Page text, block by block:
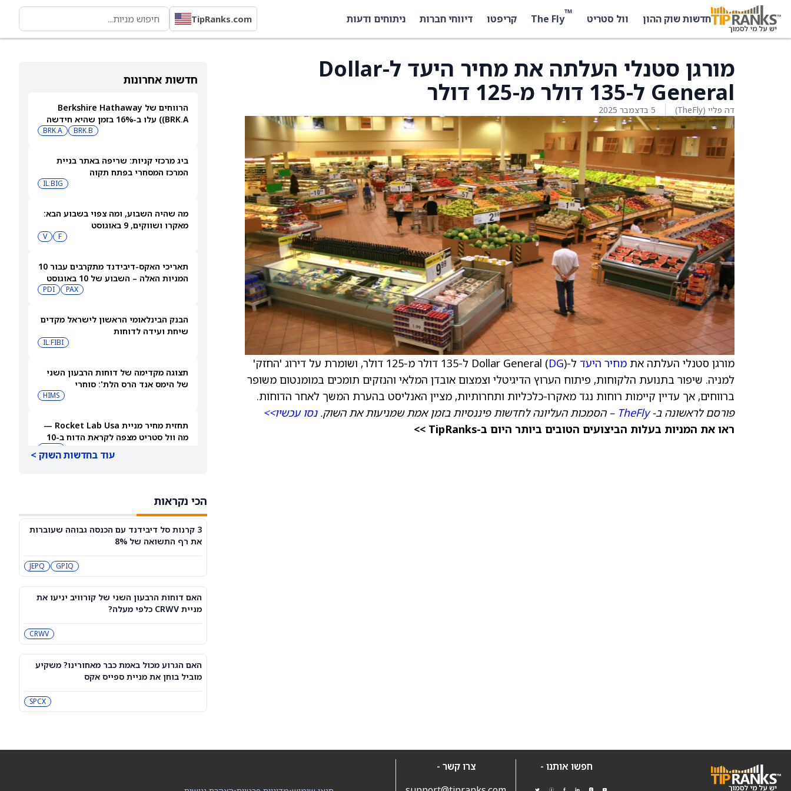
חדשות שוק ההון וול סטריט ™
The Fly קריפטו דיווחי חברות ניתוחים ודעות TipRanks.com
חדשות אחרונות
הרווחים של Berkshire Hathaway
(BRK.A) עלו ב-16% בזמן שהיא חידשה
רכישות עצמיות בהיקף של 4.5 מיליארדBRK.B
BRK.A
ביג מרכזי קניות: שריפה באתר בניית
המרכז המסחרי בפתח תקוה
IL:BIG
מה שהיה השבוע, ומה צפוי בשבוע הבא:
מאקרו ושווקים, 9 באוגוסט
F
V
תאריכי האקס-דיבידנד מתקרבים עבור 10
המניות האלה – השבוע של 10 באוגוסט
PAX
PDI
הבנק הבינלאומי הראשון לישראל מקדים
שיחת ועידה לדוחות
IL:FIBI
תצוגה מקדימה של דוחות הרבעון השני
של הימס אנד הרס הלת': סוחרי
האופציות נערכים לתנועה של 14.5%HIMS
תחזית מחיר מניית Rocket Lab Usa —
מה וול סטריט מצפה לקראת הדוח ב-10
האם דוחות הרבעון השני של קורוויב
יניעו את מניית CRWV כלפי מעלה?
CRWV
האם הגרוע מכול באמת כבר מאחורינו?
משקיע מוביל בוחן את מניית ספייס אקס
מיקרון או SK hynix: מניית שבבי AI אחת
"משחקת באש": משקיע מזהיר לגבי
NVDA
עוד בחדשות השוק >
הכי נקראות
3 קרנות סל דיבידנד עם הכנסה גבוהה שעוברות
את רף התשואה של 8%
GPIQ
JEPQ
האם דוחות הרבעון השני של קורוויב יניעו את
מניית CRWV כלפי מעלה?
CRWV
האם הגרוע מכול באמת כבר מאחורינו? משקיע
מוביל בוחן את מניית ספייס אקס
SPCX
מורגן סטנלי העלתה את מחיר היעד ל-Dollar
General ל-135 דולר מ-125 דולר
דה פליי (TheFly) 5 בדצמבר 2025
מורגן סטנלי העלתה את מחיר היעד ל-Dollar General ( DG
) ל-135 דולר מ-125 דולר, ושומרת על דירוג 'החזק'
למניה. שיפור בתנועת הלקוחות, פיתוח הערוץ הדיגיטלי וצמצום אובדן המלאי והנזקים תומכים במומנטום משופר
ברווחים, אך עדיין קיימות רוחות נגד מאקרו-כלכליות ותחרותיות, מציין האנליסט בהערת המשך לאחר הדוחות.
פורסם לראשונה ב-TheFly – הסמכות העליונה לחדשות פיננסיות בזמן אמת שמניעות את השוק.נסו עכשיו>>
ראו את המניות בעלות הביצועים הטובים ביותר היום ב-TipRanks >>
חפשו אותנו -
צרו קשר -